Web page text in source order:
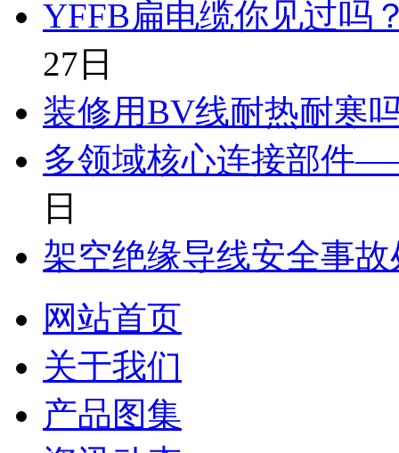
YFFB扁电缆你见过吗
27日
装修用BV线耐热耐寒
多领域核心连接部件
日
架空绝缘导线安全事
网站首页
关于我们
产品图集